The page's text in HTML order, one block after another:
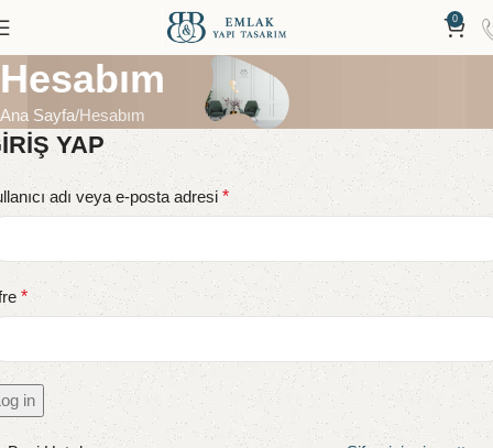
0
Hesabım
Ana Sayfa Hesabım
YAP
adı veya e-posta adresi *
*
in